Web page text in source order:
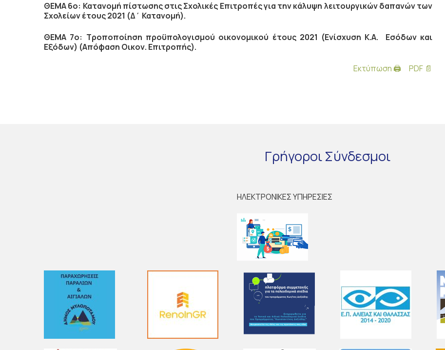
ΘΕΜΑ 6ο: Κατανομή πίστωσης στις Σχολικές Επιτροπές για την κάλυψη λειτουργικών δαπανών των
Σχολείων έτους 2021 (Δ΄ Κατανομή).
ΘΕΜΑ 7ο: Τροποποίηση προϋπολογισμού οικονομικού έτους 2021 (Ενίσχυση Κ.Α. Εσόδων και
Εξόδων) (Απόφαση Οικον. Επιτροπής).
Εκτύπωση 🖨
PDF 📄
ΓρήγοροιΣύνδεσμοι
ΗΛΕΚΤΡΟΝΙΚΕΣ ΥΠΗΡΕΣΙΕΣ